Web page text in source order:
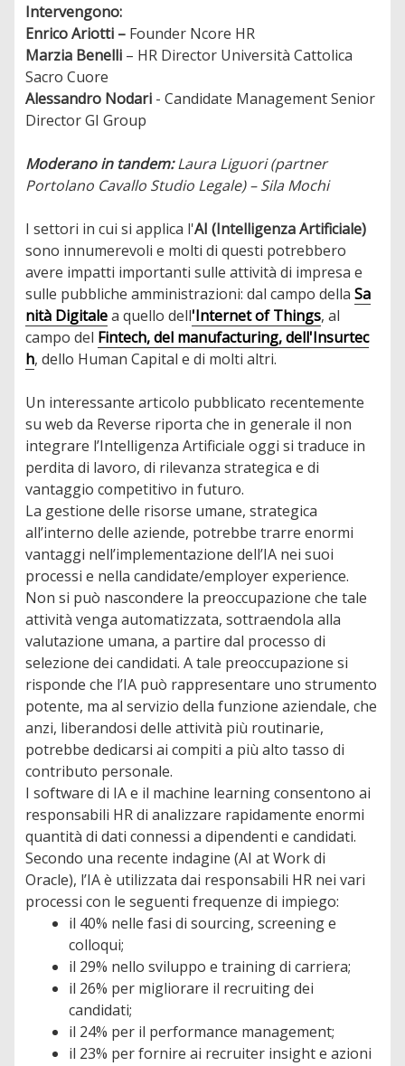
Intervengono:
Enrico Ariotti – Founder Ncore HR
Marzia Benelli – HR Director Università Cattolica
Sacro Cuore
Alessandro Nodari - Candidate Management Senior
Director GI Group
Moderano in tandem:Laura Liguori (partner
Portolano Cavallo Studio Legale) – Sila Mochi
I settori in cui si applica l'AI (Intelligenza Artificiale)
sono innumerevoli e molti di questi potrebbero
avere impatti importanti sulle attività di impresa e
sulle pubbliche amministrazioni: dal campo dellaSa
nità Digitalea quello dell'Internet of Things, al
campo del Fintech, del manufacturing, dell'Insurtec
h, dello Human Capital e di molti altri.
Un interessante articolo pubblicato recentemente
su web da Reverse riporta che in generale il non
integrare l’Intelligenza Artificiale oggi si traduce in
perdita di lavoro, di rilevanza strategica e di
vantaggio competitivo in futuro.
La gestione delle risorse umane, strategica
all’interno delle aziende, potrebbe trarre enormi
vantaggi nell’implementazione dell’IA nei suoi
processi e nella candidate/employer experience.
Non si può nascondere la preoccupazione che tale
attività venga automatizzata, sottraendola alla
valutazione umana, a partire dal processo di
selezione dei candidati. A tale preoccupazione si
risponde che l’IA può rappresentare uno strumento
potente, ma al servizio della funzione aziendale, che
anzi, liberandosi delle attività più routinarie,
potrebbe dedicarsi ai compiti a più alto tasso di
contributo personale.
I software di IA e il machine learning consentono ai
responsabili HR di analizzare rapidamente enormi
quantità di dati connessi a dipendenti e candidati.
Secondo una recente indagine (AI at Work di
Oracle), l’IA è utilizzata dai responsabili HR nei vari
processi con le seguenti frequenze di impiego:
il 40% nelle fasi di sourcing, screening e
colloqui;
il 29% nello sviluppo e training di carriera;
il 26% per migliorare il recruiting dei
candidati;
il 24% per il performance management;
il 23% per fornire ai recruiter insight e azioni